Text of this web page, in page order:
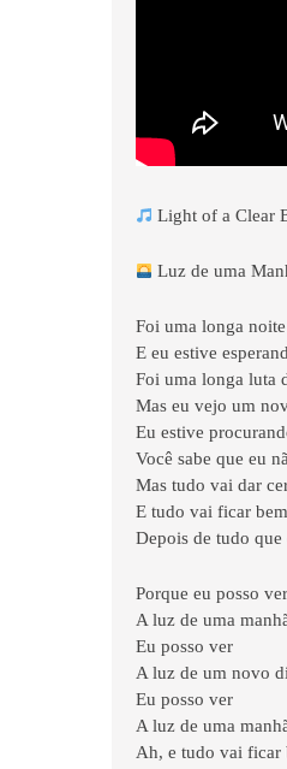
Light of a Clear
Luz de uma
Foi uma longa noite
E eu estive
Foi uma longa luta
Mas eu vejo um
Eu estive
Você sabe que eu
Mas tudo vai dar
E tudo vai ficar bem
Depois de tudo que
Porque eu posso ver
A luz de uma
Eu posso ver
A luz de um novo
Eu posso ver
A luz de uma
Ah, e tudo vai ficar